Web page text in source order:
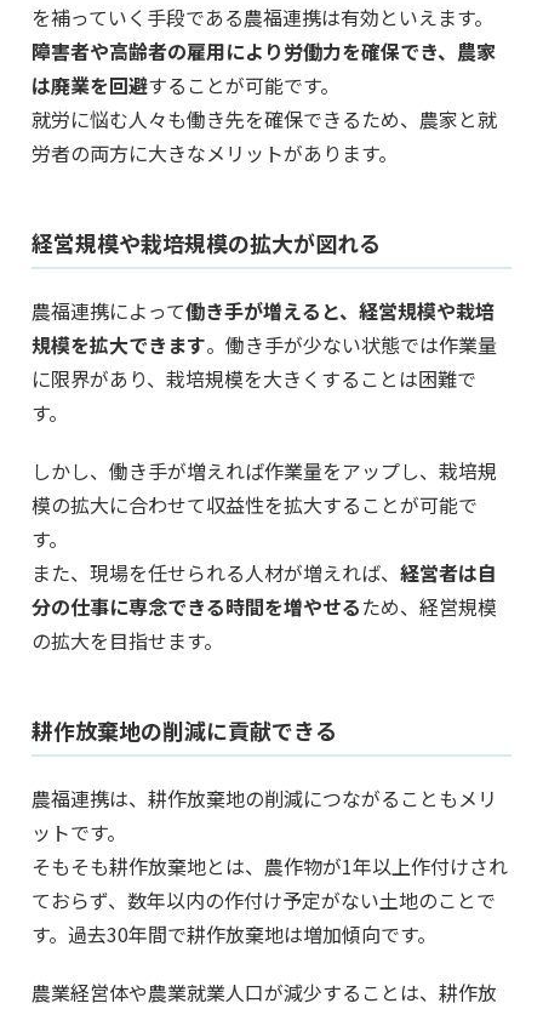
を補っていく手段である農福連携は有効といえます。
障害者や高齢者の雇用により労働力を確保でき、農家
は廃業を回避することが可能です。
就労に悩む人々も働き先を確保できるため、農家と就
労者の両方に大きなメリットがあります。
経営規模や栽培規模の拡大が図れる
農福連携によって働き手が増えると、経営規模や栽培
規模を拡大できます。働き手が少ない状態では作業量
に限界があり、栽培規模を大きくすることは困難で
す。
しかし、働き手が増えれば作業量をアップし、栽培規
模の拡大に合わせて収益性を拡大することが可能で
す。
また、現場を任せられる人材が増えれば、 経営者は自
分の仕事に専念できる時間を増やせるため、経営規模
の拡大を目指せます。
耕作放棄地の削減に貢献できる
農福連携は、耕作放棄地の削減につながることもメリ
ットです。
そもそも耕作放棄地とは、農作物が1年以上作付けされ
ておらず、数年以内の作付け予定がない土地のことで
す。過去30年間で耕作放棄地は増加傾向です。
農業経営体や農業就業人口が減少することは、耕作放